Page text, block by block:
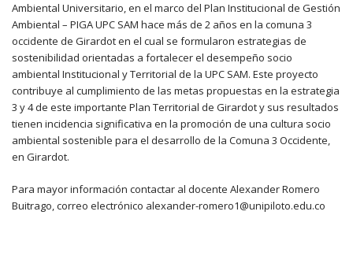
Ambiental Universitario, en el marco del Plan Institucional de Gestión
Ambiental – PIGA UPC SAM hace más de 2 años en la comuna 3
occidente de Girardot en el cual se formularon estrategias de
sostenibilidad orientadas a fortalecer el desempeño socio
ambiental Institucional y Territorial de la UPC SAM. Este proyecto
contribuye al cumplimiento de las metas propuestas en la estrategia
3 y 4 de este importante Plan Territorial de Girardot y sus resultados
tienen incidencia significativa en la promoción de una cultura socio
ambiental sostenible para el desarrollo de la Comuna 3 Occidente,
en Girardot.
Para mayor información contactar al docente Alexander Romero
Buitrago, correo electrónico alexander-romero1@unipiloto.edu.co